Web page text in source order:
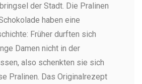
der Stadt. Die Pralinen
haben eine
Früher durften sich
Damen nicht in der
also schenkten sie sich
Pralinen. Das Originalrezept